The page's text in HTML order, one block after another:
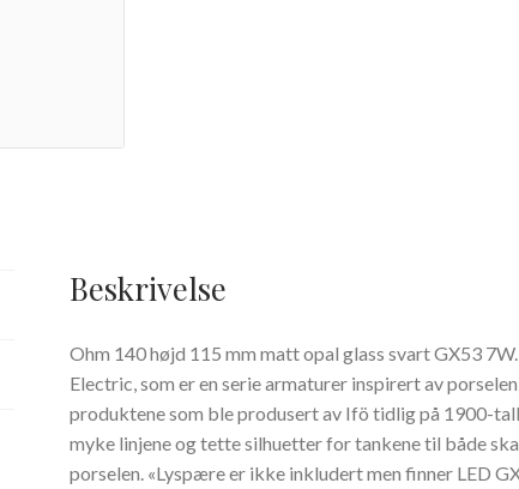
Beskrivelse
Ohm 140 højd 115 mm matt opal glass svart GX53
Electric, som er en serie armaturer inspirert av
produktene som ble produsert av Ifö tidlig på 1900-
myke linjene og tette silhuetter for tankene til både
porselen. «Lyspære er ikke inkludert men finner LED